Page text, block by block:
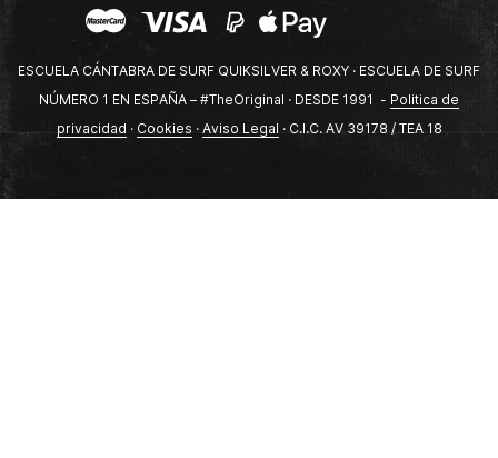
ESCUELA CÁNTABRA DE SURF QUIKSILVER & ROXY · ESCUELA DE SURF
NÚMERO 1 EN ESPAÑA – #TheOriginal · DESDE 1991 - Politica de
privacidad · Cookies · Aviso Legal · C.I.C. AV 39178 / TEA 18